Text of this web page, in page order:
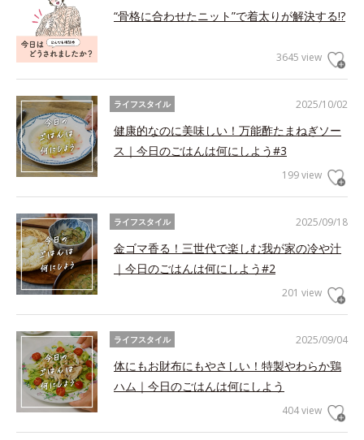
“骨格に合わせたニット”で着太りが解決する!?
3645 view
2025/10/02
ライフスタイル
健康的なのに美味しい！万能酢たまねぎソー
ス｜今日のごはんは何にしよう#3
199 view
2025/09/18
ライフスタイル
金ゴマ香る！三世代で楽しむ我が家の冷や汁
｜今日のごはんは何にしよう#2
201 view
2025/09/04
ライフスタイル
体にもお財布にもやさしい！特製やわらか鶏
ハム｜今日のごはんは何にしよう
404 view